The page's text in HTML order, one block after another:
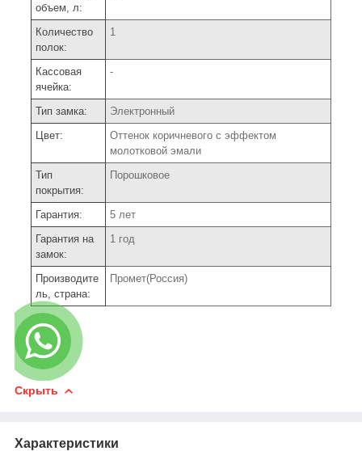
объем, л:
Количество
полок:
1
Кассовая
ячейка:
-
Тип замка:
Электронный
Цвет:
Оттенок коричневого с эффектом
молотковой эмали
Тип
покрытия:
Порошковое
Гарантия:
5 лет
Гарантия на
замок:
1 год
Производите
ль, страна:
Промет(Россия)
Скрыть
Характеристики